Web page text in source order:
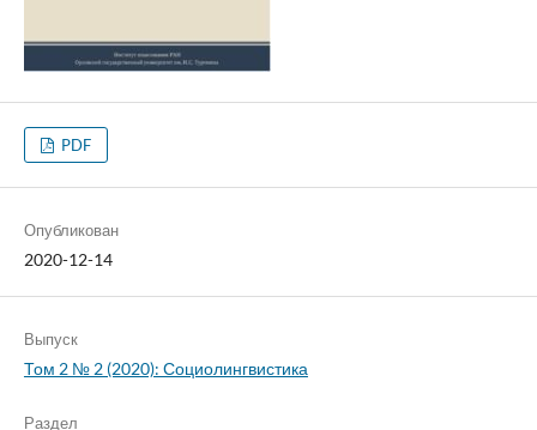
PDF
Опубликован
2020-12-14
Выпуск
Том 2 № 2 (2020): Социолингвистика
Раздел